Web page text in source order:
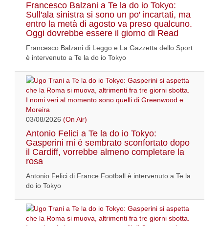
Francesco Balzani a Te la do io Tokyo:
Sull'ala sinistra si sono un po' incartati, ma
entro la metà di agosto va preso qualcuno.
Oggi dovrebbe essere il giorno di Read
Francesco Balzani di Leggo e La Gazzetta dello Sport
è intervenuto a Te la do io Tokyo
03/08/2026 (On Air)
Antonio Felici a Te la do io Tokyo:
Gasperini mi è sembrato sconfortato dopo
il Cardiff, vorrebbe almeno completare la
rosa
Antonio Felici di France Football è intervenuto a Te la
do io Tokyo